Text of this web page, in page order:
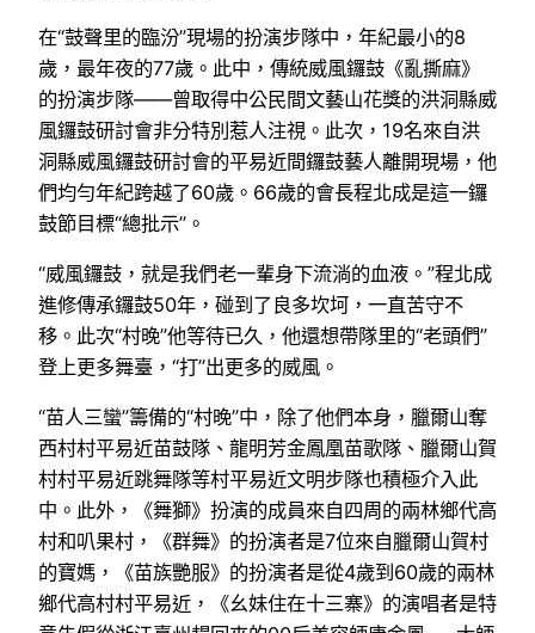
在“鼓聲里的臨汾”現場的扮演步隊中，年紀最小的8
歲，最年夜的77歲。此中，傳統威風鑼鼓《亂撕麻》
的扮演步隊——曾取得中公民間文藝山花獎的洪洞縣威
風鑼鼓研討會非分特別惹人注視。此次，19名來自洪
洞縣威風鑼鼓研討會的平易近間鑼鼓藝人離開現場，他
們均勻年紀跨越了60歲。66歲的會長程北成是這一鑼
鼓節目標“總批示”。
“威風鑼鼓，就是我們老一輩身下流淌的血液。”程北成
進修傳承鑼鼓50年，碰到了良多坎坷，一直苦守不
移。此次“村晚”他等待已久，他還想帶隊里的“老頭們”
登上更多舞臺，“打”出更多的威風。
“苗人三蠻”籌備的“村晚”中，除了他們本身，臘爾山奪
西村村平易近苗鼓隊、龍明芳金鳳凰苗歌隊、臘爾山賀
村村平易近跳舞隊等村平易近文明步隊也積極介入此
中。此外，《舞獅》扮演的成員來自四周的兩林鄉代高
村和叭果村，《群舞》的扮演者是7位來自臘爾山賀村
的寶媽，《苗族艷服》的扮演者是從4歲到60歲的兩林
鄉代高村村平易近，《幺妹住在十三寨》的演唱者是特